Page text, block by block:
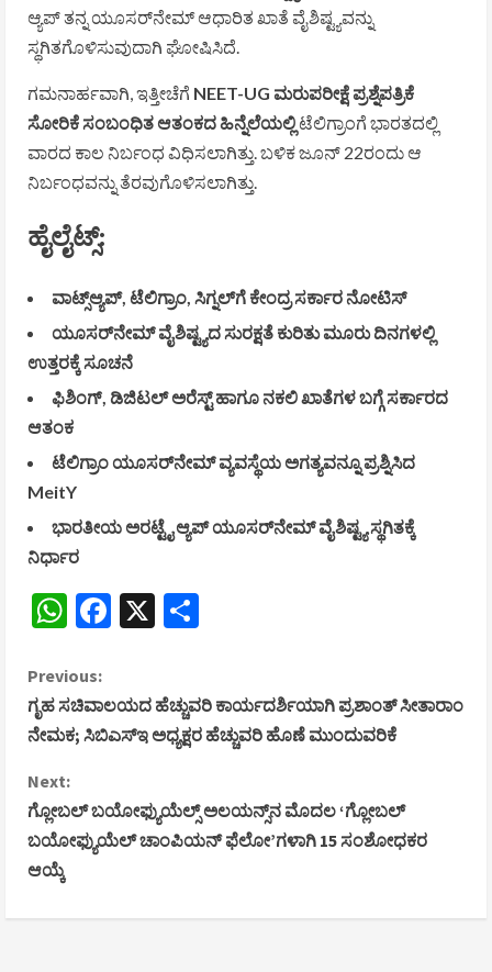
ಆ್ಯಪ್‌ ತನ್ನ ಯೂಸರ್‌ನೇಮ್‌ ಆಧಾರಿತ ಖಾತೆ ವೈಶಿಷ್ಟ್ಯವನ್ನು
ಸ್ಥಗಿತಗೊಳಿಸುವುದಾಗಿ ಘೋಷಿಸಿದೆ.
ಗಮನಾರ್ಹವಾಗಿ, ಇತ್ತೀಚೆಗೆ NEET-UG ಮರುಪರೀಕ್ಷೆ ಪ್ರಶ್ನೆಪತ್ರಿಕೆ
ಸೋರಿಕೆ ಸಂಬಂಧಿತ ಆತಂಕದ ಹಿನ್ನೆಲೆಯಲ್ಲಿ ಟೆಲಿಗ್ರಾಂಗೆ ಭಾರತದಲ್ಲಿ
ವಾರದ ಕಾಲ ನಿರ್ಬಂಧ ವಿಧಿಸಲಾಗಿತ್ತು. ಬಳಿಕ ಜೂನ್‌ 22ರಂದು ಆ
ನಿರ್ಬಂಧವನ್ನು ತೆರವುಗೊಳಿಸಲಾಗಿತ್ತು.
ಹೈಲೈಟ್ಸ್‌:
ವಾಟ್ಸ್‌ಆ್ಯಪ್‌, ಟೆಲಿಗ್ರಾಂ, ಸಿಗ್ನಲ್‌ಗೆ ಕೇಂದ್ರ ಸರ್ಕಾರ ನೋಟಿಸ್
ಯೂಸರ್‌ನೇಮ್‌ ವೈಶಿಷ್ಟ್ಯದ ಸುರಕ್ಷತೆ ಕುರಿತು ಮೂರು ದಿನಗಳಲ್ಲಿ
ಉತ್ತರಕ್ಕೆ ಸೂಚನೆ
ಫಿಶಿಂಗ್‌, ಡಿಜಿಟಲ್ ಅರೆಸ್ಟ್‌ ಹಾಗೂ ನಕಲಿ ಖಾತೆಗಳ ಬಗ್ಗೆ ಸರ್ಕಾರದ
ಆತಂಕ
ಟೆಲಿಗ್ರಾಂ ಯೂಸರ್‌ನೇಮ್‌ ವ್ಯವಸ್ಥೆಯ ಅಗತ್ಯವನ್ನೂ ಪ್ರಶ್ನಿಸಿದ
MeitY
ಭಾರತೀಯ ಅರಟ್ಟೈ ಆ್ಯಪ್‌ ಯೂಸರ್‌ನೇಮ್‌ ವೈಶಿಷ್ಟ್ಯ ಸ್ಥಗಿತಕ್ಕೆ
ನಿರ್ಧಾರ
WhatsApp
Facebook
X
C
o
n
t
i
n
Previous:
ಗೃಹ ಸಚಿವಾಲಯದ ಹೆಚ್ಚುವರಿ ಕಾರ್ಯದರ್ಶಿಯಾಗಿ ಪ್ರಶಾಂತ್ ಸೀತಾರಾಂ
ನೇಮಕ; ಸಿಬಿಎಸ್‌ಇ ಅಧ್ಯಕ್ಷರ ಹೆಚ್ಚುವರಿ ಹೊಣೆ ಮುಂದುವರಿಕೆ
Next:
ಗ್ಲೋಬಲ್ ಬಯೋಫ್ಯುಯೆಲ್ಸ್ ಅಲಯನ್ಸ್‌ನ ಮೊದಲ ‘ಗ್ಲೋಬಲ್
ಬಯೋಫ್ಯುಯೆಲ್ ಚಾಂಪಿಯನ್ ಫೆಲೋ’ಗಳಾಗಿ 15 ಸಂಶೋಧಕರ
ಆಯ್ಕೆ